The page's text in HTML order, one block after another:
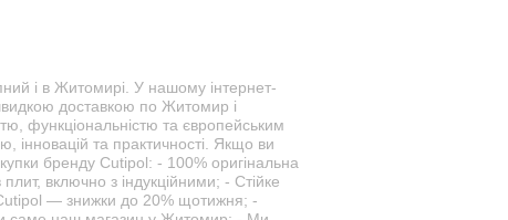
і в Житомирі. У нашому інтернет-
доставкою по Житомир і
функціональністю та європейським
інновацій та практичності. Якщо ви
бренду Cutipol: - 100% оригінальна
включно з індукційними; - Стійке
Cutipol — знижки до 20% щотижня; -